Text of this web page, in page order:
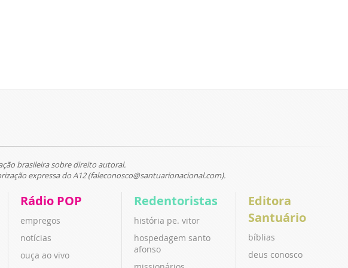
brasileira sobre direito autoral.
expressa do A12 (faleconosco@santuarionacional.com).
Rádio POP
empregos
notícias
ouça ao vivo
Redentoristas
história pe. vitor
hospedagem santo
afonso
Editora
Santuário
bíblias
deus conosco